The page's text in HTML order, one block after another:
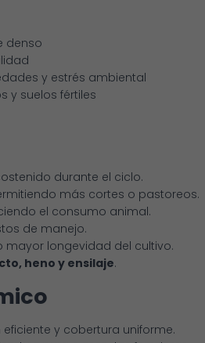
denso
y estrés ambiental
y suelos fértiles
durante el ciclo.
más cortes o pastoreos.
el consumo animal.
de manejo.
mayor longevidad del cultivo.
heno y ensilaje.
y cobertura uniforme.